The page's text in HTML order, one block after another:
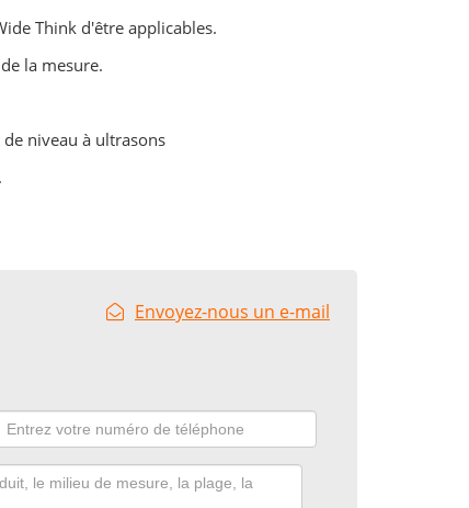
Think d'être applicables.
la mesure.
niveau à ultrasons
Envoyez-nous un e-mail